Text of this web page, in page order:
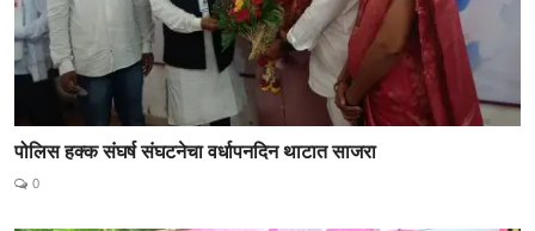
पोलिस हक्क संघर्ष संघटनेचा वर्धापनदिन थाटात साजरा
0